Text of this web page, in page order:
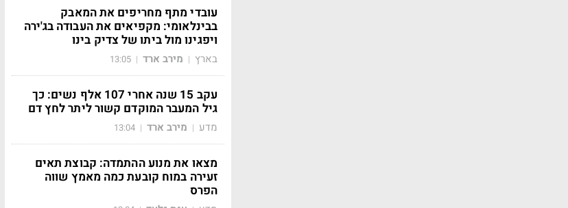
עובדי מתף מחריפים את המאבק
בבינלאומי: מקפיאים את העבודה בג'ירה
ויפגינו מול ביתו של צדיק בינו
בארץ | מירב ארד |
13:05
עקב 15 שנה אחרי 107 אלף נשים: כך
גיל המעבר המוקדם קשור ליתר לחץ דם
מדע | מירב ארד |
13:04
מצאו את מנוע ההתמדה: קבוצת תאים
זעירה במוח קובעת כמה מאמץ שווה
הפרס